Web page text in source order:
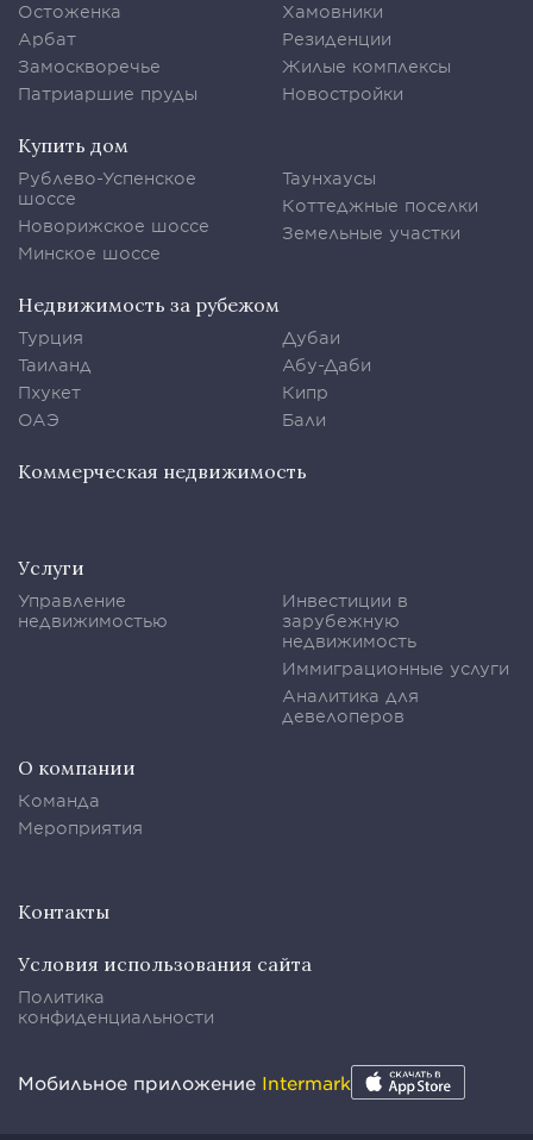
Остоженка
Арбат
Замоскворечье
Патриаршие пруды
Хамовники
Резиденции
Жилые комплексы
Новостройки
Купить дом
Рублево-Успенское
шоссе
Новорижское шоссе
Минское шоссе
Таунхаусы
Коттеджные поселки
Земельные участки
Недвижимость за рубежом
Турция
Таиланд
Пхукет
ОАЭ
Дубаи
Абу-Даби
Кипр
Бали
Коммерческая недвижимость
Услуги
Управление
недвижимостью
Инвестиции в
зарубежную
недвижимость
Иммиграционные услуги
Аналитика для
девелоперов
О компании
Команда
Мероприятия
Контакты
Условия использования сайта
Политика
конфиденциальности
Мобильное приложение Intermark